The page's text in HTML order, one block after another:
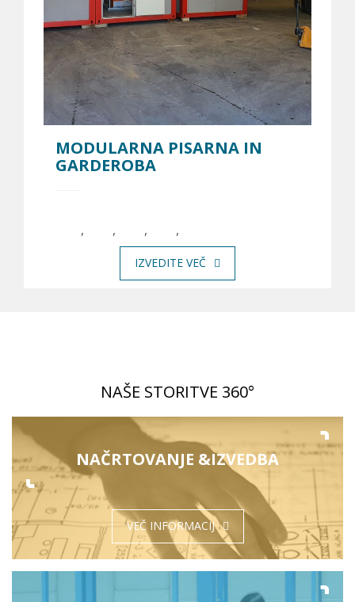
MODULARNA PISARNA IN
GARDEROBA
, , , ,
IZVEDITE VEČ
NAŠE STORITVE 360°
NAČRTOVANJE &IZVEDBA
VEČ INFORMACIJ